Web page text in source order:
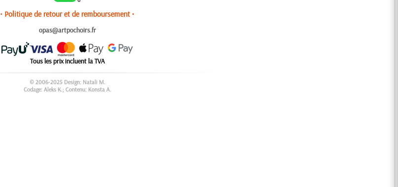
• Politique de retour et de remboursement •
opas@artpochoirs.fr
Tous les prix incluent la TVA
© 2006-2025 Design: Natali M.
Codage: Aleks K.; Contenu: Konsta A.